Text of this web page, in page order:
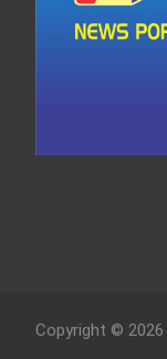
Copyright © 2026